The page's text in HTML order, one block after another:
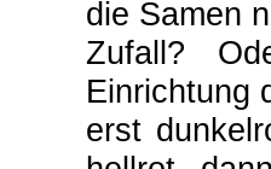
die Samen
Zufall?
Einrichtung
erst